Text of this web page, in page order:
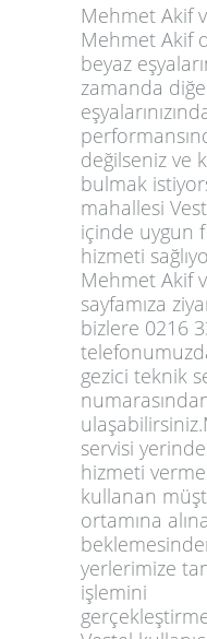
Mehmet Akif
Mehmet Akif
beyaz
zamanda
değilseniz ve
bulmak
mahallesi
içinde uygun
hizmeti
Mehmet Akif
sayfamıza
bizlere 0216
gezici teknik
servisi
hizmeti
kullanan
ortamına
yerlerimize
işlemini